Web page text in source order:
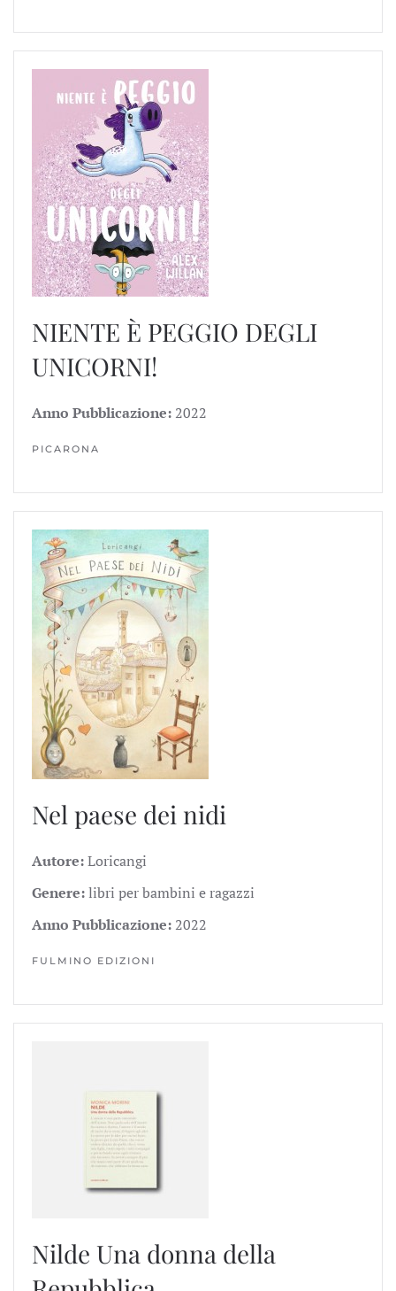
NIENTE È PEGGIO DEGLI
UNICORNI!
Anno Pubblicazione: 2022
PICARONA
Nel paese dei nidi
Autore:Loricangi
Genere:libri per bambini e ragazzi
Anno Pubblicazione: 2022
FULMINO EDIZIONI
Nilde Una donna della